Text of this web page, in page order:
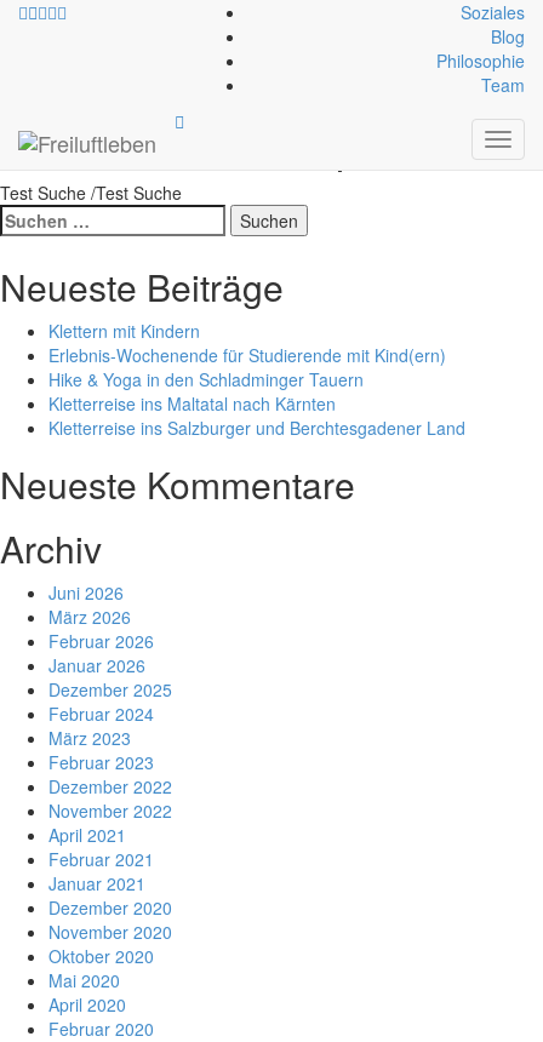
Soziales
Blog
Philosophie
Team
Schlagwort:
dreiherrenspitze
Test Suche /Test Suche
Suche
nach:
Neueste Beiträge
Klettern mit Kindern
Erlebnis-Wochenende für Studierende mit Kind(ern)
Hike & Yoga in den Schladminger Tauern
Kletterreise ins Maltatal nach Kärnten
Kletterreise ins Salzburger und Berchtesgadener Land
Neueste Kommentare
Archiv
Juni 2026
März 2026
Februar 2026
Januar 2026
Dezember 2025
Februar 2024
März 2023
Februar 2023
Dezember 2022
November 2022
April 2021
Februar 2021
Januar 2021
Dezember 2020
November 2020
Oktober 2020
Mai 2020
April 2020
Februar 2020